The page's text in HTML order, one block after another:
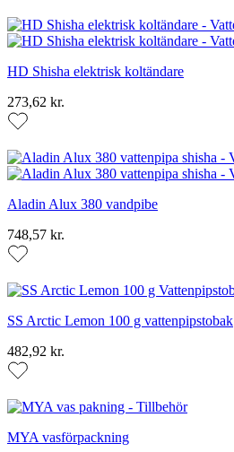
HD Shisha elektrisk koltändare
273,62 kr.
Aladin Alux 380 vandpibe
748,57 kr.
SS Arctic Lemon 100 g vattenpipstobak
482,92 kr.
MYA vasförpackning